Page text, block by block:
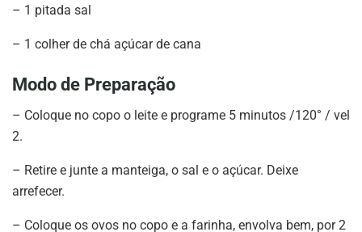
– 1 pitada sal
– 1 colher de chá açúcar de cana
Modo de Preparação
– Coloque no copo o leite e programe 5 minutos /120° / vel
2.
– Retire e junte a manteiga, o sal e o açúcar. Deixe
arrefecer.
– Coloque os ovos no copo e a farinha, envolva bem, por 2